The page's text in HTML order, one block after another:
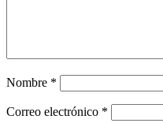
Nombre *
Correo electrónico *